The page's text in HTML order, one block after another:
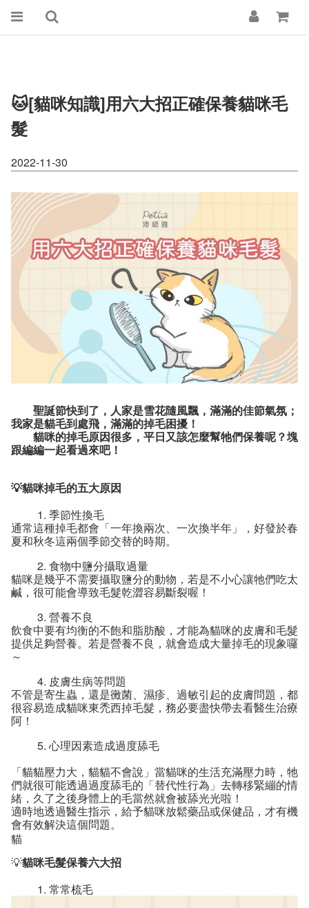
🐱[貓咪知識]用六大招正確保養貓咪毛
髮
2022-11-30
聖誕節快到了，人家是雪花隨風飄，滿滿的佳節氣氛；
我家是貓毛到處飛，滿滿的掉毛困擾！
貓咪的掉毛原因很多，平日又該怎麼幫牠們保養呢？塊
跟編編一起看過來吧！
💡貓咪掉毛的五大原因
季節性換毛
通常這種掉毛都會「一年換兩次、一次換半年」，好發於春
夏和秋冬這兩個季節交替的時期。
食物中鹽分攝取過量
貓咪是幾乎不需要攝取鹽分的動物，若是不小心讓牠們吃太
鹹，很可能會導致毛髮乾澀容易斷裂喔！
營養不良
飲食中要有均衡的不飽和脂肪酸，才能為貓咪的皮膚和毛髮
提供足夠營養。若是營養不良，就會造成大量掉毛的現象囉
～
皮膚生病等問題
不管是寄生蟲，還是黴菌、濕疹、過敏引起的皮膚問題，都
很容易造成貓咪東禿西掉毛髮，務必要盡快帶去看醫生治療
阿！
心理因素造成過度舔毛
「貓貓壓力大，貓貓不會說」當貓咪的生活充滿壓力時，牠
們就很可能透過過度舔毛的「替代性行為」去轉移緊繃的情
緒，久了之後身體上的毛當然就會被舔光光啦！
適時地透過醫生指示，給予貓咪放鬆藥品或保健品，才有機
會有效解決這個問題。
貓
💡貓咪毛髮保養六大招
常常梳毛